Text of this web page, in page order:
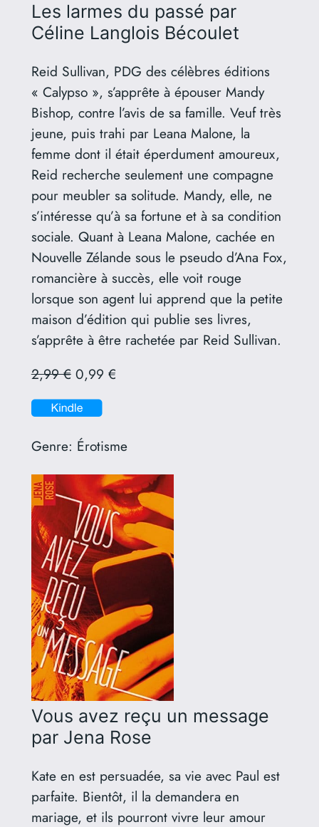
Les larmes du passé par
Céline Langlois Bécoulet
Reid Sullivan, PDG des célèbres éditions
« Calypso », s’apprête à épouser Mandy
Bishop, contre l’avis de sa famille. Veuf très
jeune, puis trahi par Leana Malone, la
femme dont il était éperdument amoureux,
Reid recherche seulement une compagne
pour meubler sa solitude. Mandy, elle, ne
s’intéresse qu’à sa fortune et à sa condition
sociale. Quant à Leana Malone, cachée en
Nouvelle Zélande sous le pseudo d’Ana Fox,
romancière à succès, elle voit rouge
lorsque son agent lui apprend que la petite
maison d’édition qui publie ses livres,
s’apprête à être rachetée par Reid Sullivan.
2,99 €0,99 €
Genre: Érotisme
Vous avez reçu un message
par Jena Rose
Kate en est persuadée, sa vie avec Paul est
parfaite. Bientôt, il la demandera en
mariage, et ils pourront vivre leur amour